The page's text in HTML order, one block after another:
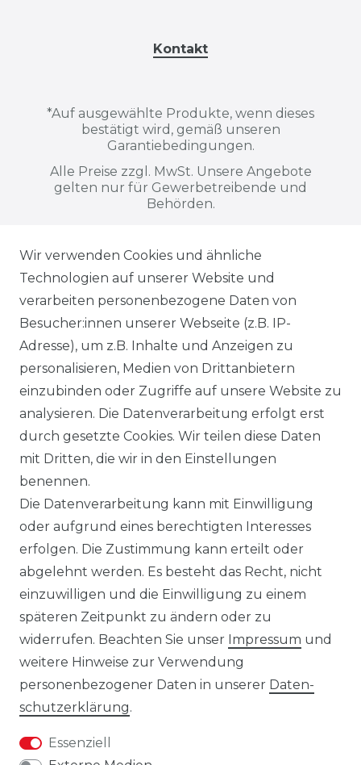
Kontakt
*Auf ausgewählte Produkte, wenn dieses
bestätigt wird, gemäß unseren
Garantiebedingungen.
Alle Preise zzgl. MwSt. Unsere Angebote
gelten nur für Gewerbetreibende und
Behörden.
Alle auf dieser Webseite dargestellten
Produkte, Abbildungen, Spezifikationen
und Beschreibungen dienen ausschließlich
der allgemeinen Information. Es wird
ausdrücklich darauf hingewiesen, dass
Abweichungen zwischen den dargestellten
Informationen und den tatsächlich
gelieferten Modellen möglich sind. Die
gezeigten Inhalte stellen nicht
notwendigerweise die finalen
Produkteigenschaften dar. Der Anbieter
behält sich das Recht vor, jederzeit und
ohne vorherige Ankündigung Änderungen
an den dargestellten Produkten
vorzunehmen.
Gebrauchte Ware wurde von uns nicht
getestet. Diese wird so verkauft, wie
angeboten, jedoch unter Ausschluss
jeglicher Sachmängel. Eine Haftung für
Sachmängel ist ausgeschlossen, es sei denn,
verschwiegen oder eine
Wir verwenden Cookies und ähnliche
Technologien auf unserer Website und
verarbeiten personenbezogene Daten von
Besucher:innen unserer Webseite (z.B. IP-
Adresse), um z.B. Inhalte und Anzeigen zu
personalisieren, Medien von Drittanbietern
einzubinden oder Zugriffe auf unsere Website zu
analysieren. Die Datenverarbeitung erfolgt erst
durch gesetzte Cookies. Wir teilen diese Daten
mit Dritten, die wir in den Einstellungen
benennen.
Die Datenverarbeitung kann mit Einwilligung
oder aufgrund eines berechtigten Interesses
erfolgen. Die Zustimmung kann erteilt oder
abgelehnt werden. Es besteht das Recht, nicht
einzuwilligen und die Einwilligung zu einem
späteren Zeitpunkt zu ändern oder zu
widerrufen. Beachten Sie unser Impressum und
weitere Hinweise zur Verwendung
personenbezogener Daten in unserer Daten­
schutz­erklärung.
Essenziell